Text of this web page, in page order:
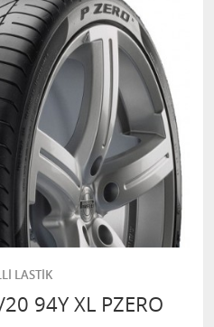
LASTİK
94Y XL PZERO